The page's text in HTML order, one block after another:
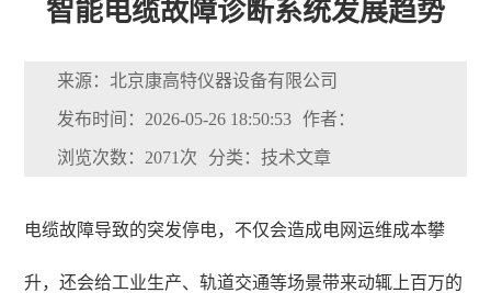
智能电缆故障诊断系统发展趋势
来源：北京康高特仪器设备有限公司
发布时间：2026-05-26 18:50:53 作者：
浏览次数：2071次 分类：技术文章
电缆故障导致的突发停电，不仅会造成电网运维成本攀
升，还会给工业生产、轨道交通等场景带来动辄上百万的